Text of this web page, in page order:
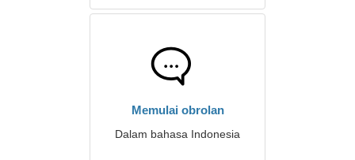
Memulai obrolan
Dalam bahasa Indonesia